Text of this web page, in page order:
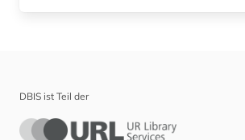
DBIS ist Teil der